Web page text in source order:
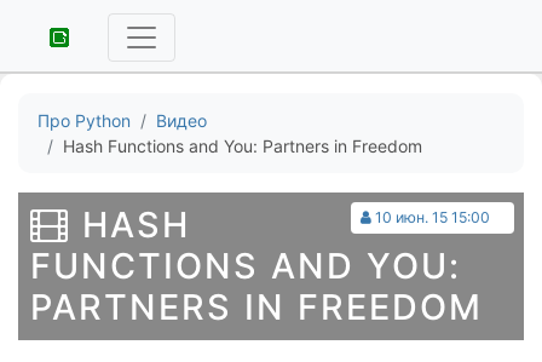
Про Python
Видео
Hash Functions and You: Partners in Freedom
10 июн. 15 15:00
HASH
FUNCTIONS AND YOU:
PARTNERS IN FREEDOM